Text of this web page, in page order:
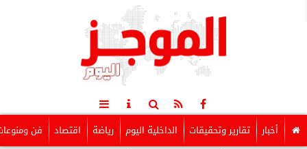
أخبار تقارير وتحقيقات الداخلية اليوم رياضة اقتصاد فن